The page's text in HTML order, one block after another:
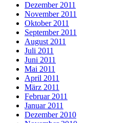
Dezember 2011
November 2011
Oktober 2011
September 2011
August 2011
Juli 2011
Juni 2011
Mai 2011
April 2011
März 2011
Februar 2011
Januar 2011
Dezember 2010